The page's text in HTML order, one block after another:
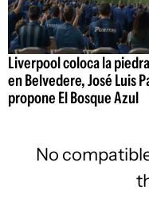
Liverpool coloca la
en Belvedere, José Luis
propone El Bosque Azul
No